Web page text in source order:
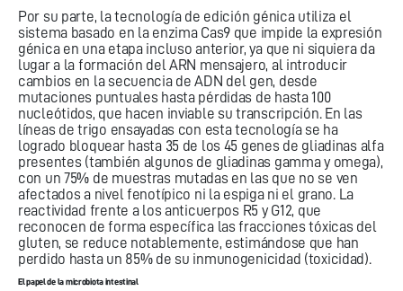
Por su parte, la tecnología de edición génica utiliza el
sistema basado en la enzima Cas9 que impide la expresión
génica en una etapa incluso anterior, ya que ni siquiera da
lugar a la formación del ARN mensajero, al introducir
cambios en la secuencia de ADN del gen, desde
mutaciones puntuales hasta pérdidas de hasta 100
nucleótidos, que hacen inviable su transcripción. En las
líneas de trigo ensayadas con esta tecnología se ha
logrado bloquear hasta 35 de los 45 genes de gliadinas alfa
presentes (también algunos de gliadinas gamma y omega),
con un 75% de muestras mutadas en las que no se ven
afectados a nivel fenotípico ni la espiga ni el grano. La
reactividad frente a los anticuerpos R5 y G12, que
reconocen de forma específica las fracciones tóxicas del
gluten, se reduce notablemente, estimándose que han
perdido hasta un 85% de su inmunogenicidad (toxicidad).
El papel de la microbiota intestinal